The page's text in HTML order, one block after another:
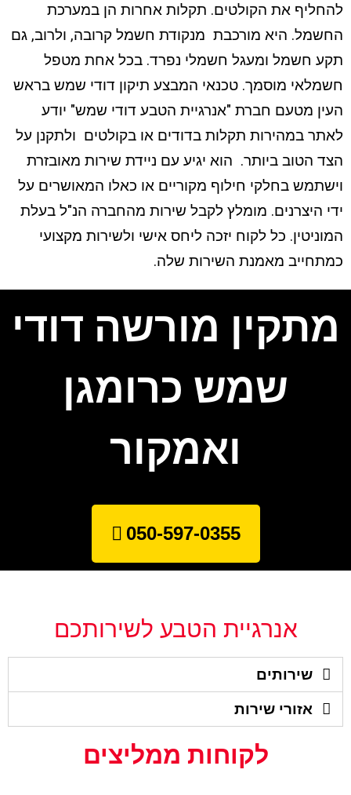
להחליף את הקולטים. תקלות אחרות הן במערכת
החשמל. היא מורכבת מנקודת חשמל קרובה, ולרוב, גם
תקע חשמל ומעגל חשמלי נפרד. בכל אחת מטפל
חשמלאי מוסמך. טכנאי המבצע תיקון דודי שמש בראש
העין מטעם חברת "אנרגיית הטבע דודי שמש" יודע
לאתר במהירות תקלות בדודים או בקולטים ולתקנן על
הצד הטוב ביותר. הוא יגיע עם ניידת שירות מאובזרת
וישתמש בחלקי חילוף מקוריים או כאלו המאושרים על
ידי היצרנים. מומלץ לקבל שירות מהחברה הנ"ל בעלת
המוניטין. כל לקוח יזכה ליחס אישי ולשירות מקצועי
כמתחייב מאמנת השירות שלה.
מתקין מורשה דודי
שמש כרומגן
ואמקור
050-597-0355
אנרגיית הטבע לשירותכם
שירותים
אזורי שירות
לקוחות ממליצים